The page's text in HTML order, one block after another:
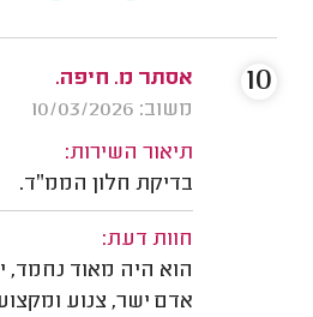
אסתר מ. חיפה.
משוב: 10/03/2026
תיאור השירות:
בדיקת חלון הממ״ד.
חוות דעת:
הוא היה מאוד נחמד,
אדם ישר, צנוע
10